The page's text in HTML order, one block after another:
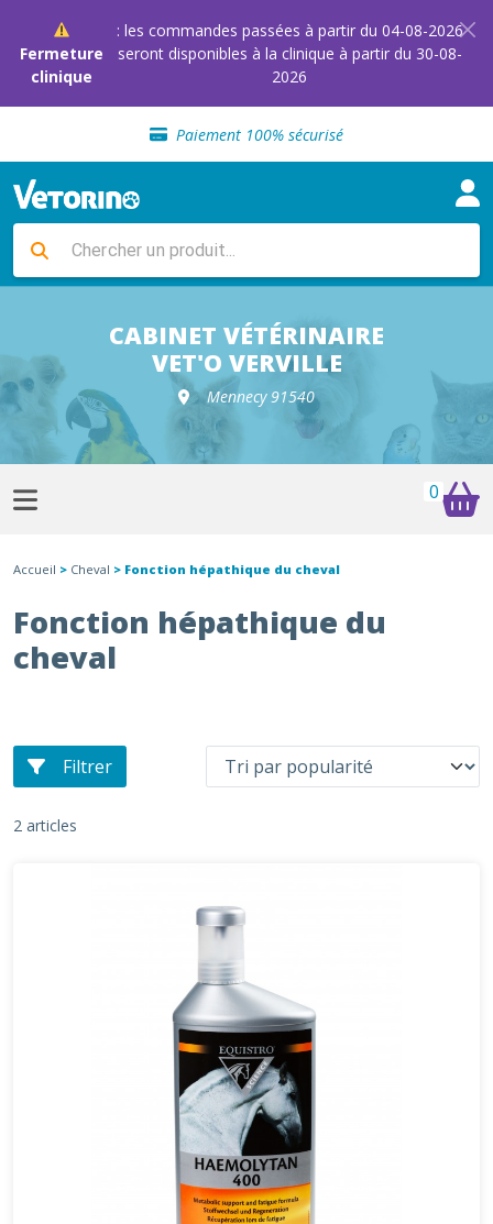
Fermeture
clinique
: les commandes passées à partir du 04-08-2026
seront disponibles à la clinique à partir du 30-08-
2026
Sélection de croquettes vétérinaire
Paiement 100% sécurisé
Livraison gratuite en clinique vétérinaire
Sélection de croquettes vétérinaire
Livraison gratuite en clinique vétérinaire
Retour gratuit en clinique
CABINET VÉTÉRINAIRE
VET'O VERVILLE
Mennecy 91540
0
Accueil > Cheval > Fonction hépathique du cheval
Fonction hépathique du
cheval
Filtrer
2 articles